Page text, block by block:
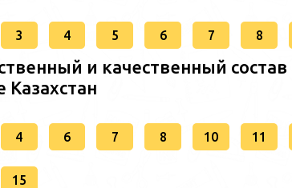
3 4 5 6 7 8
и качественный
Казахстан
4 6 7 8 10 11
15